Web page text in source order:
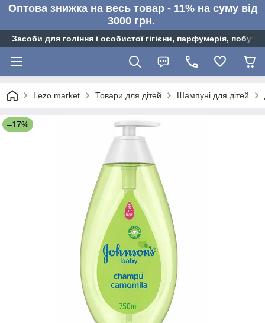
Оптова знижка на весь товар - 11% на суму від
3000 грн.
Засоби для гоління і особистої гігієни, парфумерія,
Lezo.market Товари для дітей Шампуні для дітей
–17%